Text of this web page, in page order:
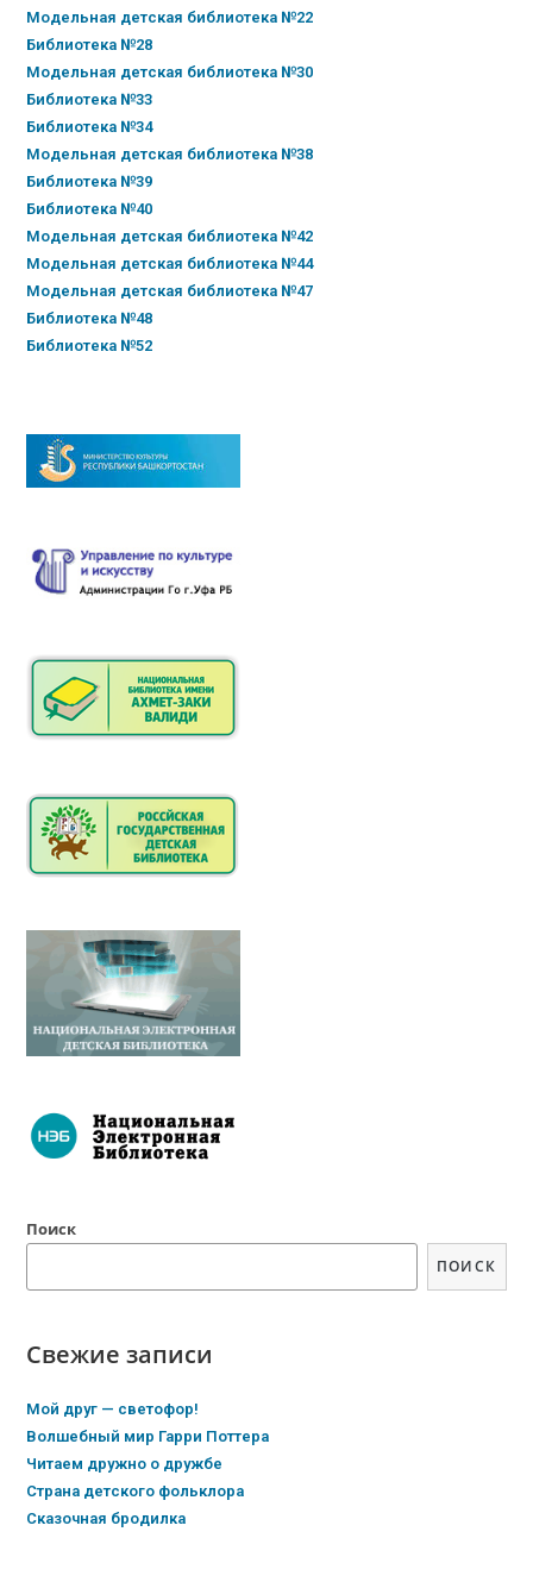
Модельная детская библиотека №22
Библиотека №28
Модельная детская библиотека №30
Библиотека №33
Библиотека №34
Модельная детская библиотека №38
Библиотека №39
Библиотека №40
Модельная детская библиотека №42
Модельная детская библиотека №44
Модельная детская библиотека №47
Библиотека №48
Библиотека №52
Поиск
ПОИСК
Свежие записи
Мой друг — светофор!
Волшебный мир Гарри Поттера
Читаем дружно о дружбе
Страна детского фольклора
Сказочная бродилка